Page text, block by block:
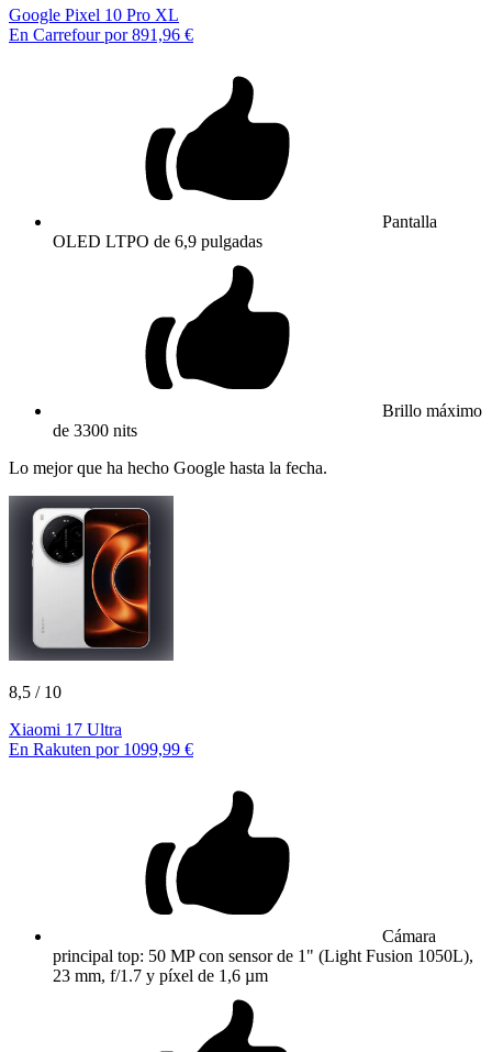
Google Pixel 10 Pro XL
En Carrefour por 891,96 €
Pantalla
OLED LTPO de 6,9 pulgadas
Brillo máximo
de 3300 nits
Lo mejor que ha hecho Google hasta la fecha.
8,5 / 10
Xiaomi 17 Ultra
En Rakuten por 1099,99 €
Cámara
principal top: 50 MP con sensor de 1" (Light Fusion 1050L),
23 mm, f/1.7 y píxel de 1,6 µm